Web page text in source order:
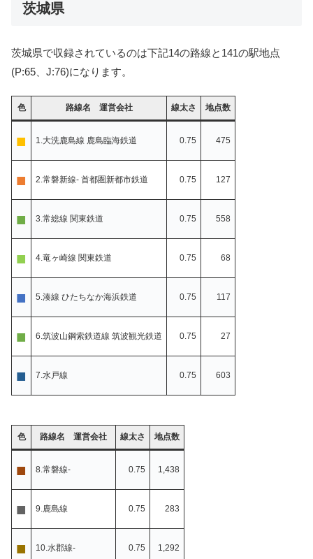
茨城県
茨城県で収録されているのは下記14の路線と141の駅地点
(P:65、J:76)になります。
色 路線名 運営会社 線太さ 地点数
■ 1.大洗鹿島線 鹿島臨海鉄道 0.75 475
■ 2.常磐新線- 首都圏新都市鉄道 0.75 127
■ 3.常総線 関東鉄道 0.75 558
■ 4.竜ヶ崎線 関東鉄道 0.75 68
■ 5.湊線 ひたちなか海浜鉄道 0.75 117
■ 6.筑波山鋼索鉄道線 筑波観光鉄道 0.75 27
■ 7.水戸線 0.75 603
色 路線名 運営会社 線太さ 地点数
■ 8.常磐線- 0.75 1,438
■ 9.鹿島線 0.75 283
■ 10.水郡線- 0.75 1,292